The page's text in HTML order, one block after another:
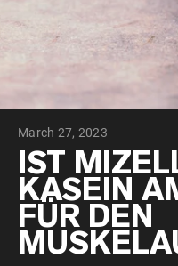
March 27, 2023
IST
KASEIN
FÜR DEN